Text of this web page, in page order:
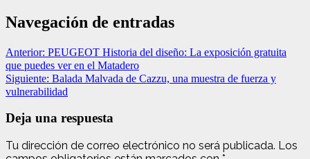
Navegación de entradas
Anterior: PEUGEOT Historia del diseño: La exposición gratuita
que puedes ver en el Matadero
Siguiente: Balada Malvada de Cazzu, una muestra de fuerza y
vulnerabilidad
Deja una respuesta
Tu dirección de correo electrónico no será publicada. Los